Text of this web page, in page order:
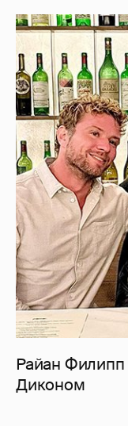
Райан Филипп
Диконом